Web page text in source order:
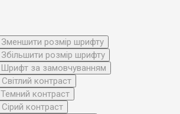
Зменшити розмір шрифту
Збільшити розмір шрифту
Шрифт за замовчуванням
Світлий контраст
Темний контраст
Сірий контраст